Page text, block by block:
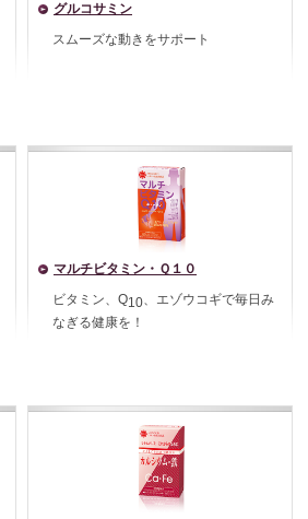
グルコサミン
スムーズな動きをサポート
マルチビタミン・Ｑ１０
ビタミン、Q10、エゾウコギで毎日み
なぎる健康を！